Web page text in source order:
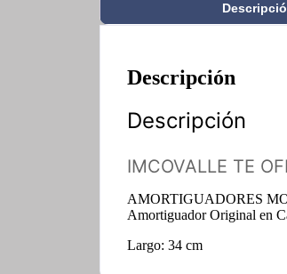
Descripción
Descripción
IMCOVALLE TE
AMORTIGUADORES
Amortiguador Original en
Largo: 34 cm